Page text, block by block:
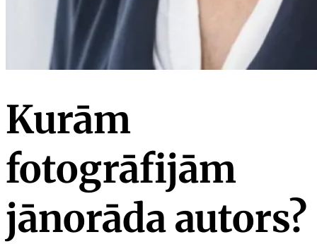
Kurām
fotogrāfijām
jānorāda autors?